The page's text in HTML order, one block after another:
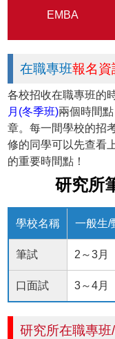
EMBA
在職專班報名資
各校招收在職專班的
月(冬季班)兩個時間
章。每一間學校的招
修的同學可以先查看
的重要時間點！
研究所
學校名稱 一般生/
筆試 2～3月
口面試 3～4月
研究所在職專